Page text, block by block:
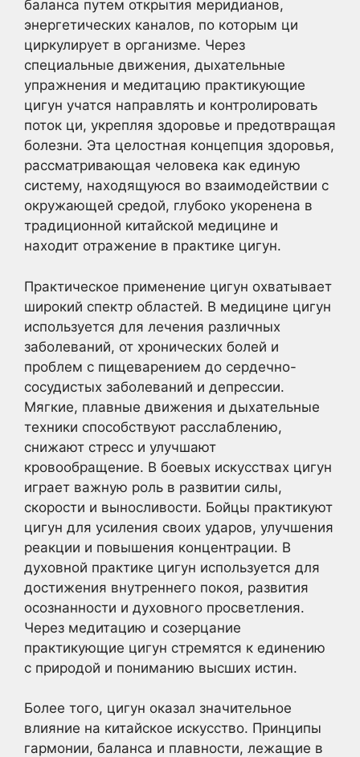
баланса путем открытия меридианов,
энергетических каналов, по которым ци
циркулирует в организме. Через
специальные движения, дыхательные
упражнения и медитацию практикующие
цигун учатся направлять и контролировать
поток ци, укрепляя здоровье и предотвращая
болезни. Эта целостная концепция здоровья,
рассматривающая человека как единую
систему, находящуюся во взаимодействии с
окружающей средой, глубоко укоренена в
традиционной китайской медицине и
находит отражение в практике цигун.
Практическое применение цигун охватывает
широкий спектр областей. В медицине цигун
используется для лечения различных
заболеваний, от хронических болей и
проблем с пищеварением до сердечно-
сосудистых заболеваний и депрессии.
Мягкие, плавные движения и дыхательные
техники способствуют расслаблению,
снижают стресс и улучшают
кровообращение. В боевых искусствах цигун
играет важную роль в развитии силы,
скорости и выносливости. Бойцы практикуют
цигун для усиления своих ударов, улучшения
реакции и повышения концентрации. В
духовной практике цигун используется для
достижения внутреннего покоя, развития
осознанности и духовного просветления.
Через медитацию и созерцание
практикующие цигун стремятся к единению
с природой и пониманию высших истин.
Более того, цигун оказал значительное
влияние на китайское искусство. Принципы
гармонии, баланса и плавности, лежащие в